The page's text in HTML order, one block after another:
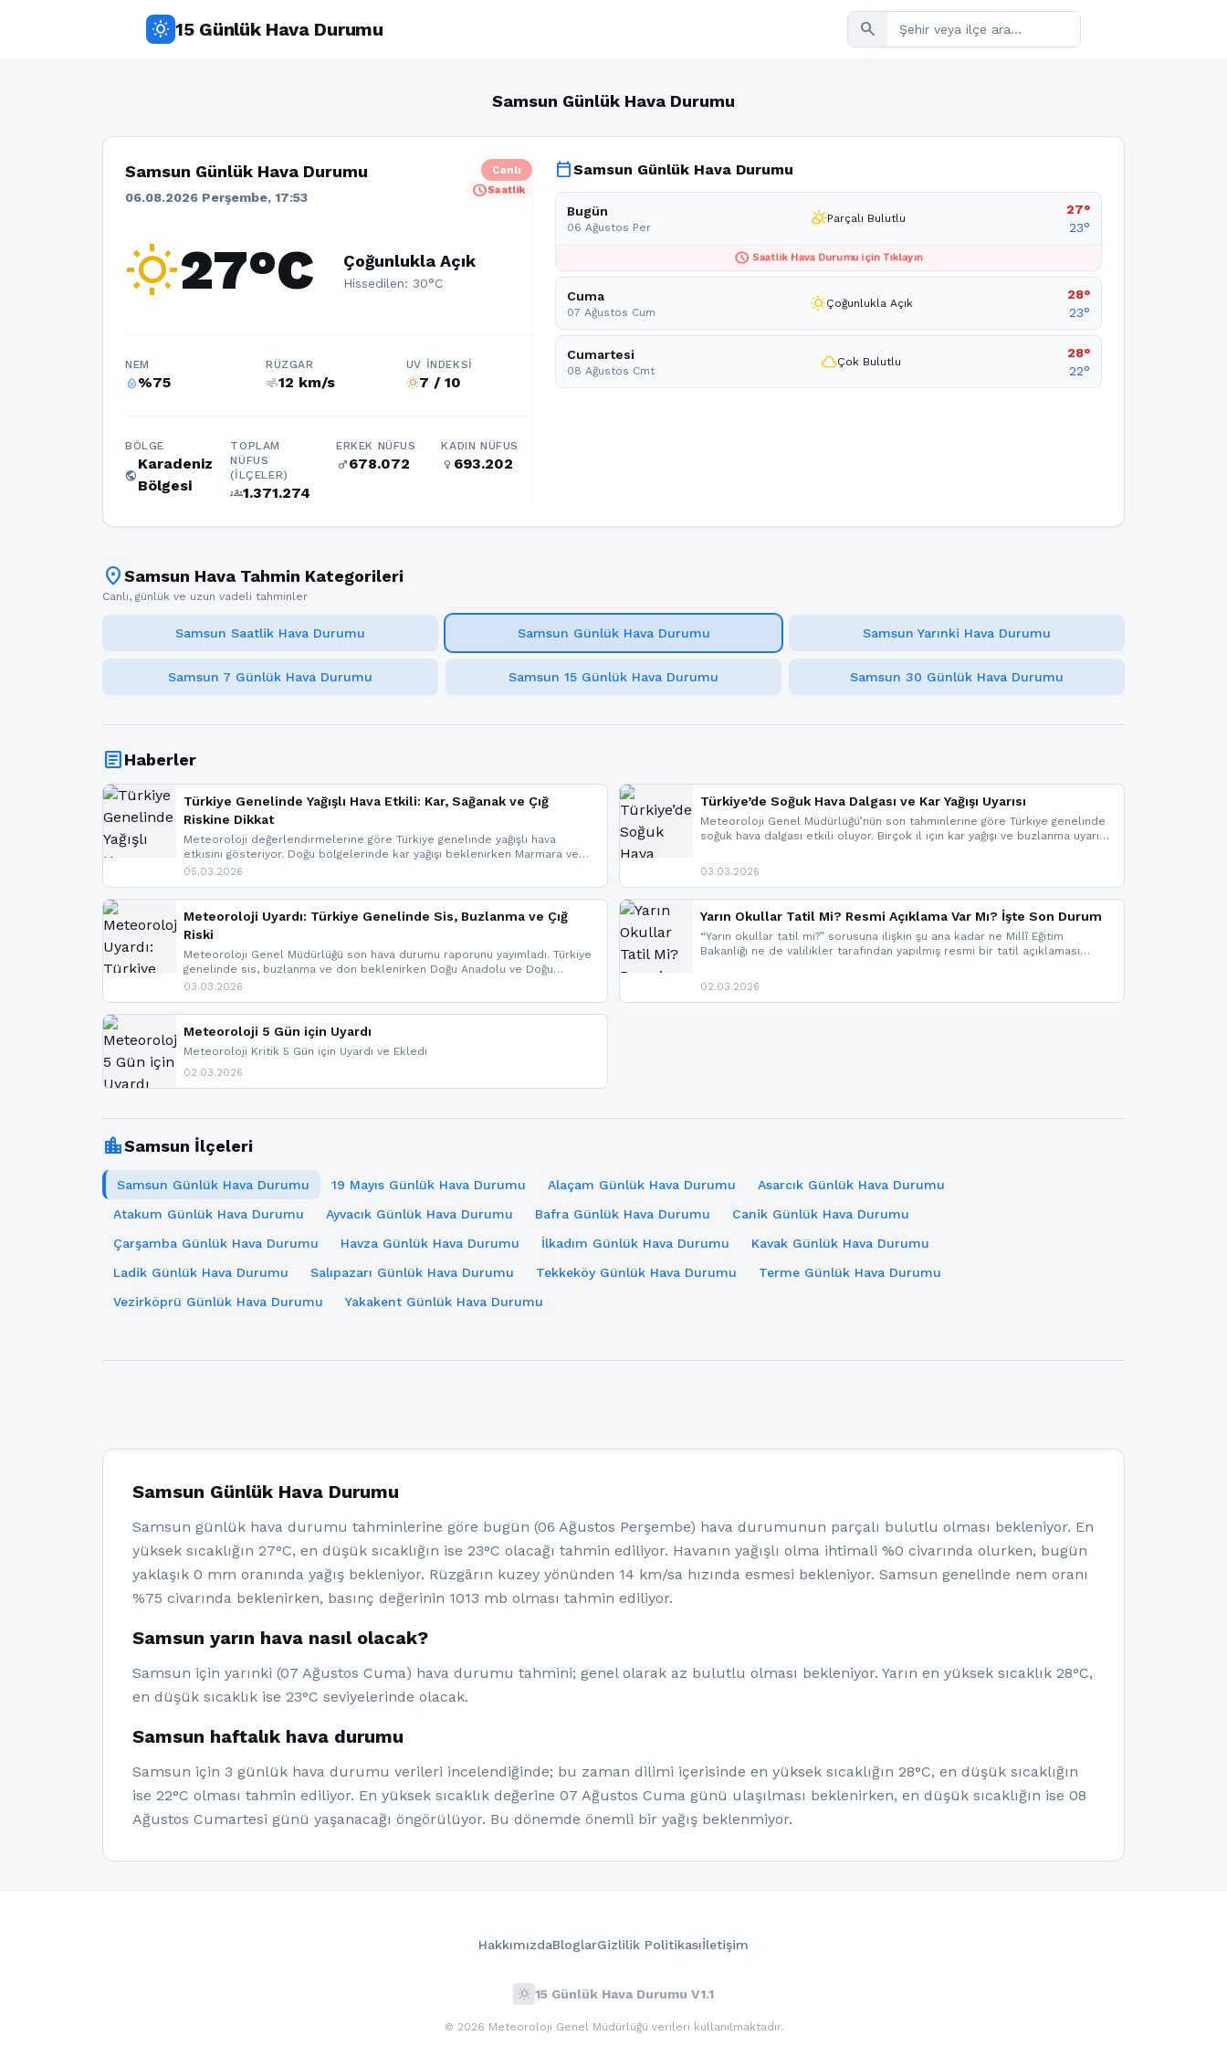
wb_sunny 15 Günlük Hava Durumu search
Samsun Günlük Hava Durumu
Samsun Günlük Hava Durumu
06.08.2026 Perşembe, 17:53
Canlı
scheduleSaatlik
wb_sunny27°C Çoğunlukla Açık
Hissedilen: 30°C
NEM
humidity_percentage%75
RÜZGAR
air12 km/s
UV İNDEKSI
wb_sunny7 / 10
BÖLGE
public
Karadeniz
Bölgesi
TOPLAM
NÜFUS
(İLÇELER)
groups1.371.274
ERKEK NÜFUS
male678.072
KADIN NÜFUS
female 693.202
calendar_todaySamsun Günlük Hava Durumu
Bugün
06 Ağustos Per partly_cloudy_dayParçalı Bulutlu
27°
23°
schedule Saatlik Hava Durumu için Tıklayın
Cuma
07 Ağustos Cum wb_sunnyÇoğunlukla Açık
28°
23°
Cumartesi
08 Ağustos Cmt cloudÇok Bulutlu
28°
22°
location_onSamsun Hava Tahmin Kategorileri
Canlı, günlük ve uzun vadeli tahminler
Samsun Saatlik Hava Durumu Samsun Günlük Hava Durumu Samsun Yarınki Hava Durumu
Samsun 7 Günlük Hava Durumu Samsun 15 Günlük Hava Durumu Samsun 30 Günlük Hava Durumu
articleHaberler
Türkiye Genelinde Yağışlı Hava Etkili: Kar, Sağanak ve Çığ
Riskine Dikkat
Meteoroloji değerlendirmelerine göre Türkiye genelinde yağışlı hava
etkisini gösteriyor. Doğu bölgelerinde kar yağışı beklenirken Marmara ve
Kuzey Ege’de sağanak yağmur, yüksek kesimlerde ise çığ tehlikesi
yaşanabileceği belirtiliyor.
05.03.2026
Türkiye’de Soğuk Hava Dalgası ve Kar Yağışı Uyarısı
Meteoroloji Genel Müdürlüğü’nün son tahminlerine göre Türkiye genelinde
soğuk hava dalgası etkili oluyor. Birçok il için kar yağışı ve buzlanma uyarısı
03.03.2026
Meteoroloji Uyardı: Türkiye Genelinde Sis, Buzlanma ve Çığ
Riski
Meteoroloji Genel Müdürlüğü son hava durumu raporunu yayımladı. Türkiye
genelinde sis, buzlanma ve don beklenirken Doğu Anadolu ve Doğu
Karadeniz’in yüksek kesimlerinde çığ riski uyarısı yapıldı. İşte son dakika
03.03.2026
Yarın Okullar Tatil Mi? Resmi Açıklama Var Mı? İşte Son Durum
“Yarın okullar tatil mi?” sorusuna ilişkin şu ana kadar ne Millî Eğitim
Bakanlığı ne de valilikler tarafından yapılmış resmi bir tatil açıklaması
paylaşacağız. En hızlı şekilde haberdar olmak için sitemizi takip edebilir ve
02.03.2026
Meteoroloji 5 Gün için Uyardı
Meteoroloji Kritik 5 Gün için Uyardı ve Ekledi
02.03.2026
location_citySamsun İlçeleri
Samsun Günlük Hava Durumu 19 Mayıs Günlük Hava Durumu Alaçam Günlük Hava Durumu
Asarcık Günlük Hava Durumu
Atakum Günlük Hava Durumu
Ayvacık Günlük Hava Durumu Bafra Günlük Hava Durumu
Canik Günlük Hava Durumu
Çarşamba Günlük Hava Durumu
Havza Günlük Hava Durumu İlkadım Günlük Hava Durumu
Kavak Günlük Hava Durumu
Ladik Günlük Hava Durumu
Salıpazarı Günlük Hava Durumu Tekkeköy Günlük Hava Durumu
Terme Günlük Hava Durumu
Vezirköprü Günlük Hava Durumu
Yakakent Günlük Hava Durumu
Samsun Günlük Hava Durumu
Samsun günlük hava durumu tahminlerine göre bugün (06 Ağustos Perşembe) hava durumunun parçalı bulutlu olması bekleniyor. En
yüksek sıcaklığın 27°C, en düşük sıcaklığın ise 23°C olacağı tahmin ediliyor. Havanın yağışlı olma ihtimali %0 civarında olurken, bugün
yaklaşık 0 mm oranında yağış bekleniyor. Rüzgârın kuzey yönünden 14 km/sa hızında esmesi bekleniyor. Samsun genelinde nem oranı
%75 civarında beklenirken, basınç değerinin 1013 mb olması tahmin ediliyor.
Samsun yarın hava nasıl olacak?
Samsun için yarınki (07 Ağustos Cuma) hava durumu tahmini; genel olarak az bulutlu olması bekleniyor. Yarın en yüksek sıcaklık 28°C,
en düşük sıcaklık ise 23°C seviyelerinde olacak.
Samsun haftalık hava durumu
Samsun için 3 günlük hava durumu verileri incelendiğinde; bu zaman dilimi içerisinde en yüksek sıcaklığın 28°C, en düşük sıcaklığın
ise 22°C olması tahmin ediliyor. En yüksek sıcaklık değerine 07 Ağustos Cuma günü ulaşılması beklenirken, en düşük sıcaklığın ise 08
Ağustos Cumartesi günü yaşanacağı öngörülüyor. Bu dönemde önemli bir yağış beklenmiyor.
HakkımızdaBloglarGizlilik Politikasıİletişim
wb_sunny 15 Günlük Hava Durumu V1.1
© 2026 Meteoroloji Genel Müdürlüğü verileri kullanılmaktadır.